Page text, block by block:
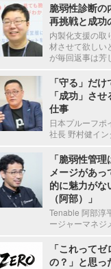
脆弱性診断の
再挑戦と成功
内製化支援の取
材させて欲しい
が毎回返事は芳
「守る」だ
「成功」さ
仕事
日本プルーフポ
社長 野村健イ
「脆弱性管
メージがあっ
的に魅力がな
（阿部）」
Tenable 阿部淳
ージャーマネジ
「これって
の？」と思っ